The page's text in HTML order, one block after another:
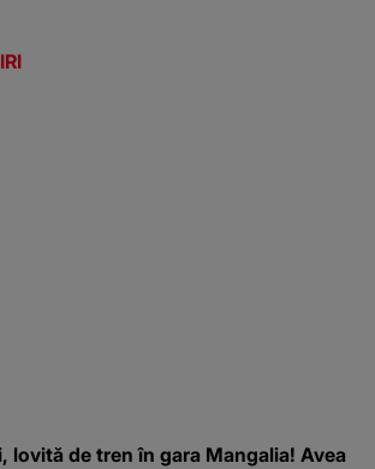
lovită de tren în gara Mangalia! Avea